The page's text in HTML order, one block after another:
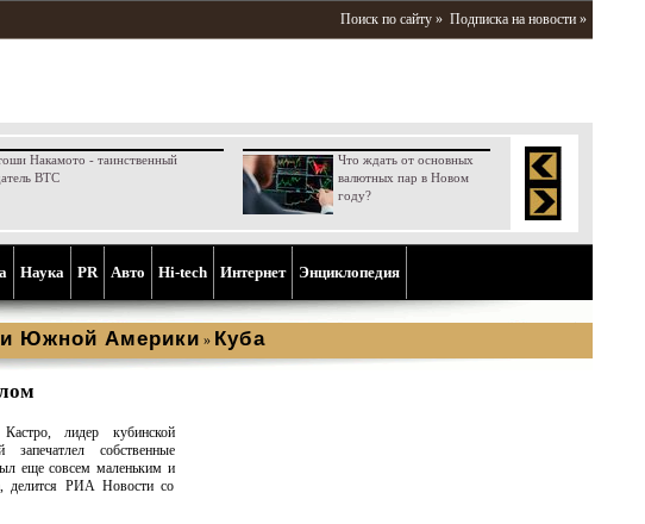
Поиск по сайту » Подписка на новости »
Накамото - таинственный
BTC
Что ждать от основных
валютных пар в Новом
году?
Наука PR Aвто Hi-tech Интернет Энциклопедия
и Южной Америки » Куба
лидер кубинской
собственные
еще совсем маленьким и
делится РИА Новости со